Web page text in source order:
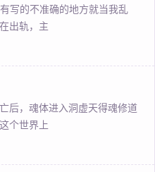
写的不准确的地方就当我乱
出轨，主
后，魂体进入洞虚天得魂修道
个世界上